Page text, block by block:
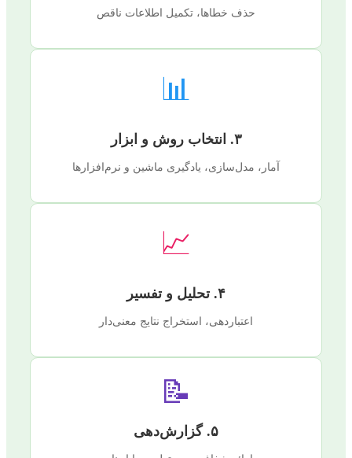
حذف خطاها، تکمیل اطلاعات ناقص
📊
۳. انتخاب روش و ابزار
آمار، مدل‌سازی، یادگیری ماشین و نرم‌افزارها
📈
۴. تحلیل و تفسیر
اعتباردهی، استخراج نتایج معنی‌دار
📝
۵. گزارش‌دهی